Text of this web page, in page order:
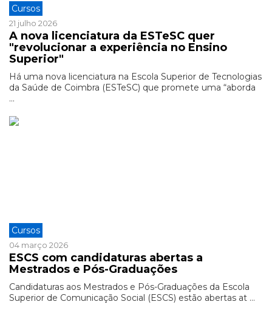
Cursos
21 julho 2026
A nova licenciatura da ESTeSC quer
"revolucionar a experiência no Ensino
Superior"
Há uma nova licenciatura na Escola Superior de Tecnologias
da Saúde de Coimbra (ESTeSC) que promete uma “aborda
...
Cursos
04 março 2026
ESCS com candidaturas abertas a
Mestrados e Pós-Graduações
Candidaturas aos Mestrados e Pós-Graduações da Escola
Superior de Comunicação Social (ESCS) estão abertas at ...